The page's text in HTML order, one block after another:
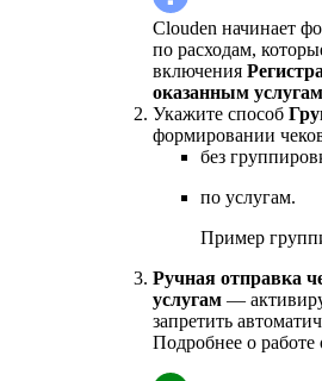
Clouden начинает
по расходам,
включения
оказанным услугам
Укажите способ
формировании
без
по услугам.
Пример
Ручная отправка
услугам —
запретить
Подробнее о работе